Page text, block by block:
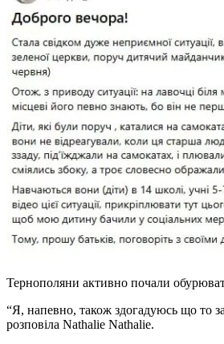
Тернополяни активно почали
“Я, напевно, також здогадуюсь що то
розповіла Nathalie Nathalie.